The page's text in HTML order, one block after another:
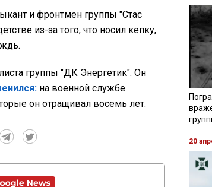
и фронтмен группы "Стас
из-за того, что носил кепку,
группы "ДК Энергетик". Он
на военной службе
он отращивал восемь лет.
20